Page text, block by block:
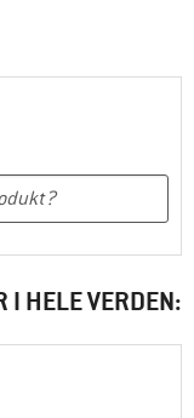
I HELE VERDEN: